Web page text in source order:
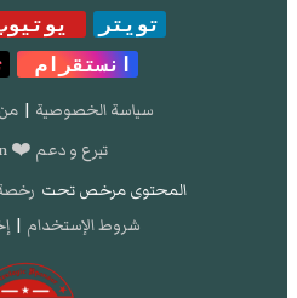
تويتر
انستقرام
سياسة الخصوصية |
تبرع و دعم ❤️ donation
المحتوى مرخص تحت رخصة
شروط الإستخدام |